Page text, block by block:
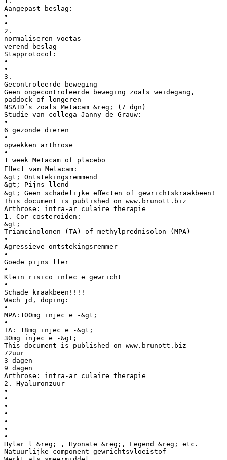
Aangepast beslag:
•
•
2.
normaliseren voetas
verend beslag
Stapprotocol:
•
•
3.
Gecontroleerde beweging
Geen ongecontroleerde beweging zoals weidegang,
paddock of longeren
NSAID’s zoals Metacam &reg; (7 dgn)
Studie van collega Janny de Grauw:
•
6 gezonde dieren
•
opwekken arthrose
•
1 week Metacam of placebo
Eﬀect van Metacam:
&gt; Ontstekingsremmend
&gt; Pijns llend
&gt; Geen schadelijke eﬀecten of gewrichtskraakbeen!
This document is published on www.brunott.biz
Arthrose: intra-ar culaire therapie
1. Cor costeroiden:
&gt;
Triamcinolonen (TA) of methylprednisolon (MPA)
•
Agressieve ontstekingsremmer
•
Goede pijns ller
•
Klein risico infec e gewricht
•
Schade kraakbeen!!!!
Wach jd, doping:
•
MPA:100mg injec e -&gt;
•
TA: 18mg injec e -&gt;
30mg injec e -&gt;
This document is published on www.brunott.biz
72uur
3 dagen
9 dagen
Arthrose: intra-ar culaire therapie
2. Hyaluronzuur
•
•
•
•
•
•
•
Hylar l &reg; , Hyonate &reg;, Legend &reg; etc.
Natuurlijke component gewrichtsvloeistof